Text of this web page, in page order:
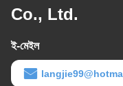
Co., Ltd.
ই-মেইল